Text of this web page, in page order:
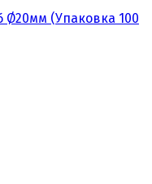
Ø20мм (Упаковка 100